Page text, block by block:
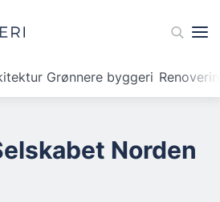
Grønnere byggeri
Norden